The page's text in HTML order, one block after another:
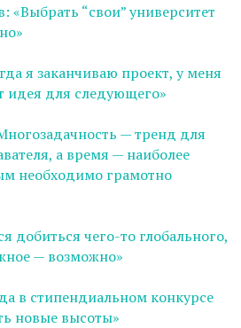
«Выбрать “свои” университет
я заканчиваю проект, у меня
идея для следующего»
— тренд для
а время — наиболее
необходимо грамотно
добиться чего-то глобального,
— возможно»
в cтипендиальном конкурсе
новые высоты»